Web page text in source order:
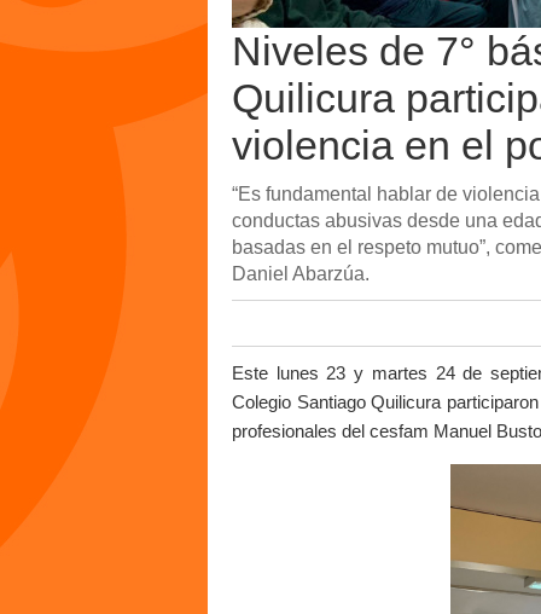
Niveles de 7°
Quilicura
violencia en el
“Es fundamental hablar de
conductas abusivas desde una
basadas en el respeto mutuo”,
Daniel Abarzúa.
Este lunes 23 y martes 24 de
Colegio Santiago Quilicura
profesionales del cesfam Manuel